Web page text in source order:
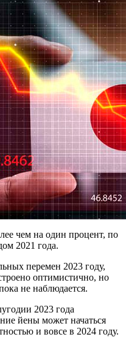
чем на один процент, по
2021 года.
перемен 2023 году,
оптимистично, но
не наблюдается.
2023 года
йены может начаться
и вовсе в 2024 году.